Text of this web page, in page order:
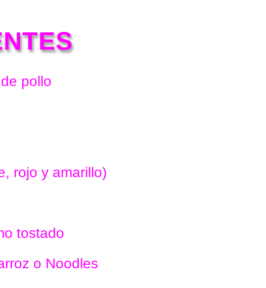
pollo
rojo y amarillo)
tostado
o Noodles